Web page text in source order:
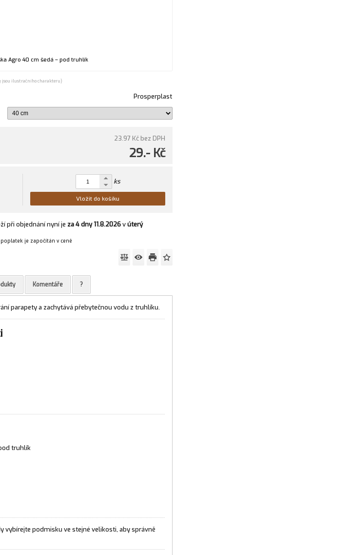
Agro 40 cm šedá – pod truhlík
jsou ilustračního charakteru)
Prosperplast
23.97 Kčbez DPH
29.- Kč
ks
Vložit do košíku
při objednání nyní je za 4 dny11.8.2026vúterý
poplatek je započítán v ceně
Komentáře ?
parapety a zachytává přebytečnou vodu z truhlíku.
truhlík
podmisku ve stejné velikosti, aby správně